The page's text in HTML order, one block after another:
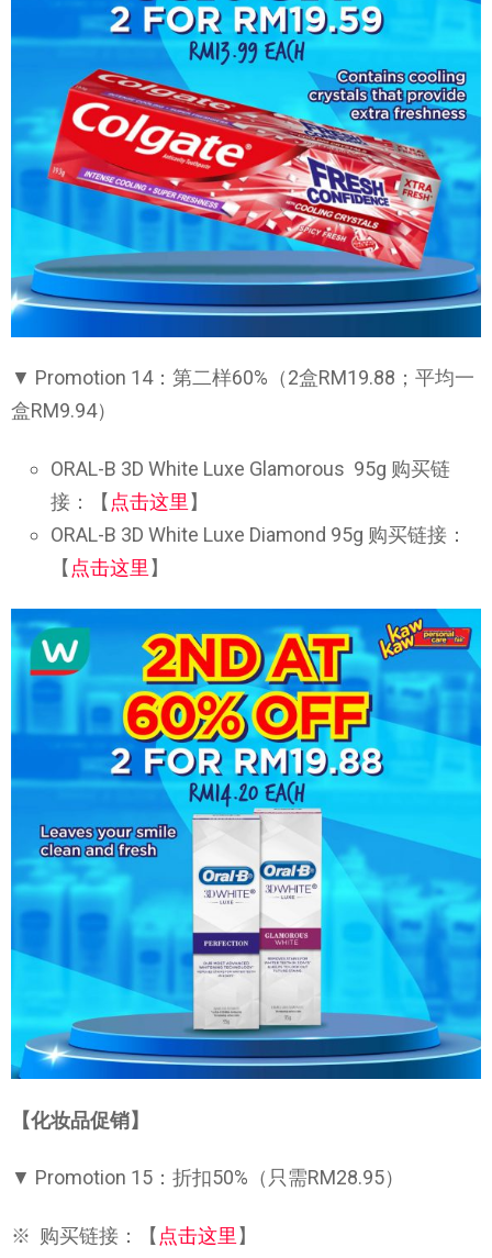
▼ Promotion 14：第二样60%（2盒RM19.88；平均一
盒RM9.94）
ORAL-B 3D White Luxe Glamorous 95g 购买链
接：【 点击这里 】
ORAL-B 3D White Luxe Diamond 95g 购买链接：
【 点击这里 】
【化妆品促销】
▼ Promotion 15：折扣50%（只需RM28.95）
※ 购买链接：【 点击这里 】